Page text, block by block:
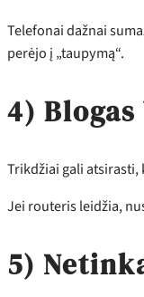
Telefonai dažnai
perėjo į „taupymą“.
4)
Trikdžiai gali
Jei routeris leidžia,
5)